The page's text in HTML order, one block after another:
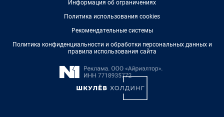
Информация об ограничениях
Политика использования cookies
Рекомендательные системы
Политика конфиденциальности и обработки персональных данных и
правила использования сайта